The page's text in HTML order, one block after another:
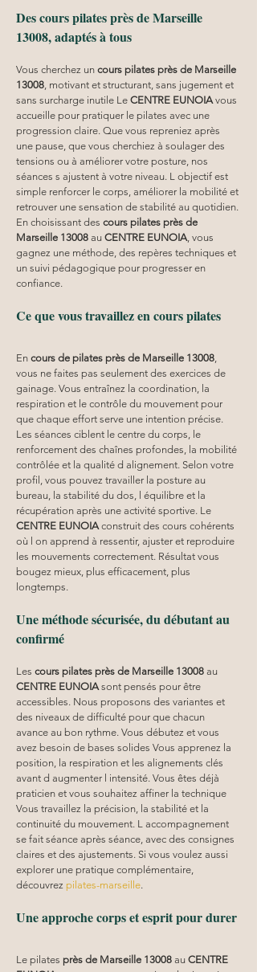
Des cours pilates près de Marseille
13008, adaptés à tous
Vous cherchez un cours pilates près de Marseille
13008 , motivant et structurant, sans jugement et
sans surcharge inutile Le CENTRE EUNOIA vous
accueille pour pratiquer le pilates avec une
progression claire. Que vous repreniez après
une pause, que vous cherchiez à soulager des
tensions ou à améliorer votre posture, nos
séances s ajustent à votre niveau. L objectif est
simple renforcer le corps, améliorer la mobilité et
retrouver une sensation de stabilité au quotidien.
En choisissant des cours pilates près de
Marseille 13008 au CENTRE EUNOIA , vous
gagnez une méthode, des repères techniques et
un suivi pédagogique pour progresser en
confiance.
Ce que vous travaillez en cours pilates
En cours de pilates près de Marseille 13008
vous ne faites pas seulement des exercices de
gainage. Vous entraînez la coordination, la
respiration et le contrôle du mouvement pour
que chaque effort serve une intention précise.
Les séances ciblent le centre du corps, le
renforcement des chaînes profondes, la mobilité
contrôlée et la qualité d alignement. Selon votre
profil, vous pouvez travailler la posture au
bureau, la stabilité du dos, l équilibre et la
récupération après une activité sportive. Le
CENTRE EUNOIA construit des cours cohérents
où l on apprend à ressentir, ajuster et reproduire
les mouvements correctement. Résultat vous
bougez mieux, plus efficacement, plus
longtemps.
Une méthode sécurisée, du débutant au
confirmé
Les cours pilates près de Marseille 13008 au
CENTRE EUNOIA sont pensés pour être
accessibles. Nous proposons des variantes et
des niveaux de difficulté pour que chacun
avance au bon rythme. Vous débutez et vous
avez besoin de bases solides Vous apprenez la
position, la respiration et les alignements clés
avant d augmenter l intensité. Vous êtes déjà
praticien et vous souhaitez affiner la technique
Vous travaillez la précision, la stabilité et la
continuité du mouvement. L accompagnement
se fait séance après séance, avec des consignes
claires et des ajustements. Si vous voulez aussi
explorer une pratique complémentaire,
découvrez pilates-marseille.
Une approche corps et esprit pour durer
Le pilates près de Marseille 13008 au CENTRE